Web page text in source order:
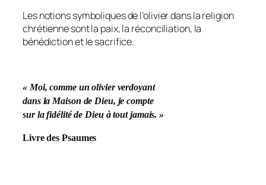
Les notions symboliques de l’olivier dans la religion
chrétienne sont la paix, la réconciliation, la
bénédiction et le sacrifice.
« Moi, comme un olivier verdoyant
dans la Maison de Dieu, je compte
sur la fidélité de Dieu à toutjamais. »
Livre des Psaumes